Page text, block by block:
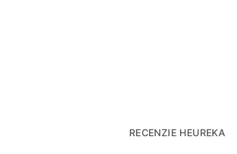
RECENZIE HEUREKA